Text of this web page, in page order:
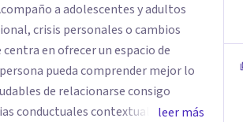
a adolescentes y adultos
crisis personales o cambios
en ofrecer un espacio de
pueda comprender mejor lo
de relacionarse consigo
conductuales contextuales yleer más